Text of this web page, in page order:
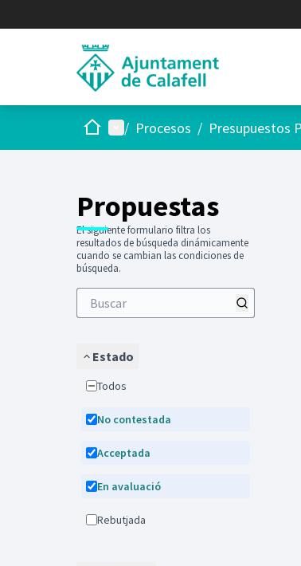
InicioMenú principal
/ Procesos / Presupuestos
Propuestas
El siguiente formulario filtra los
resultados de búsqueda dinámicamente
cuando se cambian las condiciones de
búsqueda.
Estado
Todos
No contestada
Acceptada
En avaluació
Rebutjada